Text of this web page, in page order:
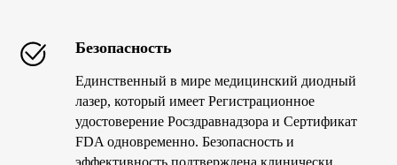
Безопасность
Единственный в мире медицинский диодный
лазер, который имеет Регистрационное
удостоверение Росздравнадзора и Сертификат
FDA одновременно. Безопасность и